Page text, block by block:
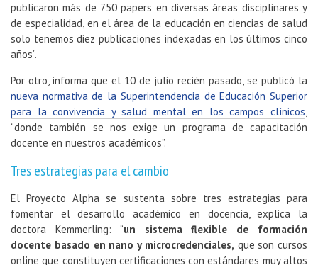
publicaron más de 750 papers en diversas áreas disciplinares y
de especialidad, en el área de la educación en ciencias de salud
solo tenemos diez publicaciones indexadas en los últimos cinco
años”.
Por otro, informa que el 10 de julio recién pasado, se publicó la
nueva normativa de la Superintendencia de Educación Superior
para la convivencia y salud mental en los campos clínicos,
“donde también se nos exige un programa de capacitación
docente en nuestros académicos”.
Tres estrategias para el cambio
El Proyecto Alpha se sustenta sobre tres estrategias para
fomentar el desarrollo académico en docencia, explica la
doctora Kemmerling: “un sistema flexible de formación
docente basado en nano y microcredenciales, que son cursos
online que constituyen certificaciones con estándares muy altos